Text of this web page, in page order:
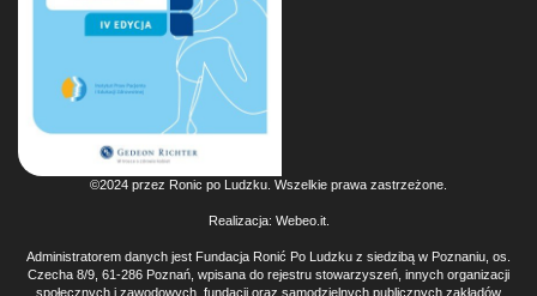
©2024 przez Ronic po Ludzku. Wszelkie prawa zastrzeżone.
Realizacja: Webeo.it.
Administratorem danych jest Fundacja Ronić Po Ludzku z siedzibą w Poznaniu, os.
Czecha 8/9, 61-286 Poznań, wpisana do rejestru stowarzyszeń, innych organizacji
społecznych i zawodowych, fundacji oraz samodzielnych publicznych zakładów